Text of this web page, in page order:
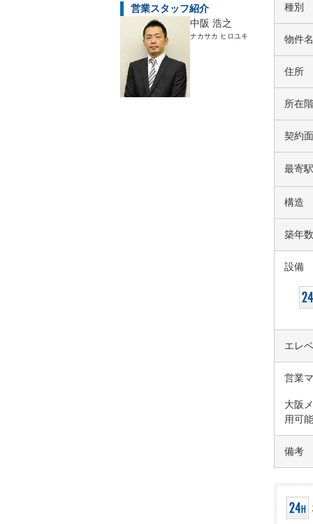
営業スタッフ紹介
中阪 浩之
ナカサカ ヒロユキ
種別
物件名
住所
所在階
契約
最寄駅
構造
築年数
設備
エレ
営業
大阪
用可
備考